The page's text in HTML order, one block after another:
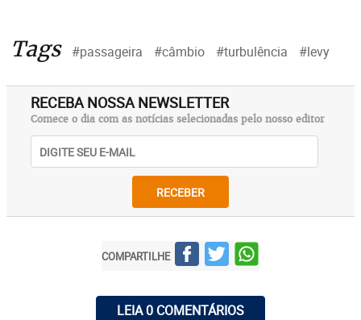
Tags #passageira #câmbio #turbulência #levy
RECEBA NOSSA NEWSLETTER
Comece o dia com as notícias selecionadas pelo nosso editor
RECEBER
COMPARTILHE
LEIA 0 COMENTÁRIOS